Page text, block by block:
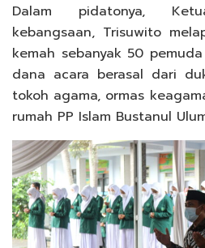
Dalam pidatonya,
kebangsaan, Trisuwito
kemah sebanyak 50
dana acara berasal dari
tokoh agama, ormas
rumah PP Islam Bustanul